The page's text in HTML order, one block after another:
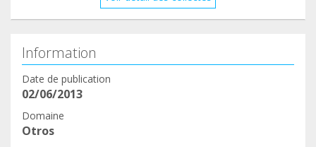
Information
Date de publication
02/06/2013
Domaine
Otros